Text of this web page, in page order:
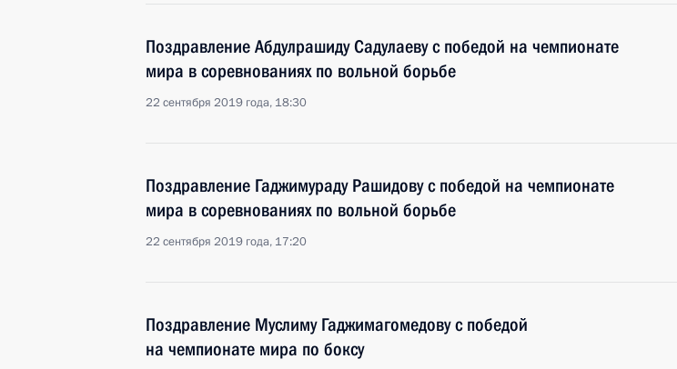
Поздравление Абдулрашиду Садулаеву с победой на чемпионате
мира в соревнованиях по вольной борьбе
22 сентября 2019 года, 18:30
Поздравление Гаджимураду Рашидову с победой на чемпионате
мира в соревнованиях по вольной борьбе
22 сентября 2019 года, 17:20
Поздравление Муслиму Гаджимагомедову с победой
на чемпионате мира по боксу